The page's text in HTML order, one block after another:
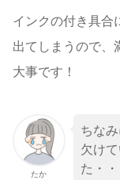
インクの付き具合
出てしまうので、
大事です！
たか
ちな
欠け
た・・